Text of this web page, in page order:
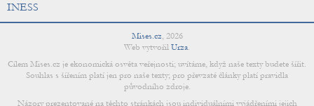
INESS
Mises.cz, 2026
Web vytvořil Urza.
Cílem Mises.cz je ekonomická osvěta veřejnosti; uvítáme, když naše texty budete šířit.
Souhlas s šířením platí jen pro naše texty; pro převzaté články platí pravidla
původního zdroje.
Názory prezentované na těchto stránkách jsou individuálními vyjádřeními jejich